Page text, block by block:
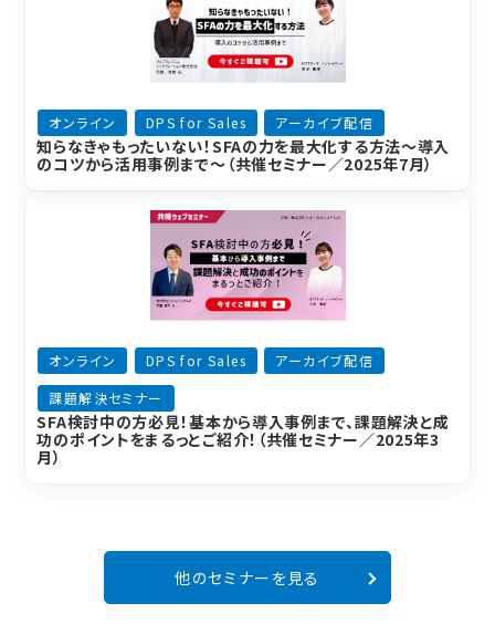
オンライン DPS for Sales アーカイブ配信
知らなきゃもったいない！SFAの力を最大化する方法～導入
のコツから活用事例まで～（共催セミナー／2025年7月）
オンライン DPS for Sales
アーカイブ配信
課題解決セミナー
SFA検討中の方必見！基本から導入事例まで、課題解決と成
功のポイントをまるっとご紹介！（共催セミナー／2025年3
月）
他のセミナーを見る